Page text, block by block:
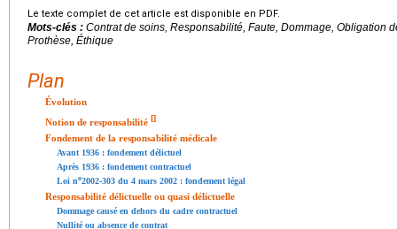
Le texte complet de cet article est disponible en PDF.
Mots-clés : Contrat de soins, Responsabilité, Faute, Dommage, Obligation
Prothèse, Éthique
Plan
Évolution
Notion de responsabilité []
Fondement de la responsabilité médicale
Avant 1936 : fondement délictuel
Après 1936 : fondement contractuel
Loi no2002-303 du 4 mars 2002 : fondement légal
Responsabilité délictuelle ou quasi délictuelle
Dommage causé en dehors du cadre contractuel
Nullité ou absence de contrat